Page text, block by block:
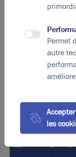
21.11.2022
Recherche de
Permet
autre
les